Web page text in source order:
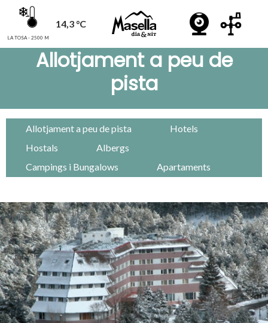
LA TOSA - 2500 M
14,3 °C
Allotjament a peu de
pista
Allotjament a peu de pista
Hotels
Hostals
Albergs
Campings i Bungalows
Apartaments